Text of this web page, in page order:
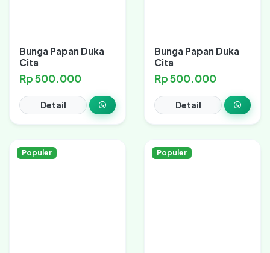
Bunga Papan Duka
Cita
Rp 500.000
Detail
Bunga Papan Duka
Cita
Rp 500.000
Detail
Populer Populer